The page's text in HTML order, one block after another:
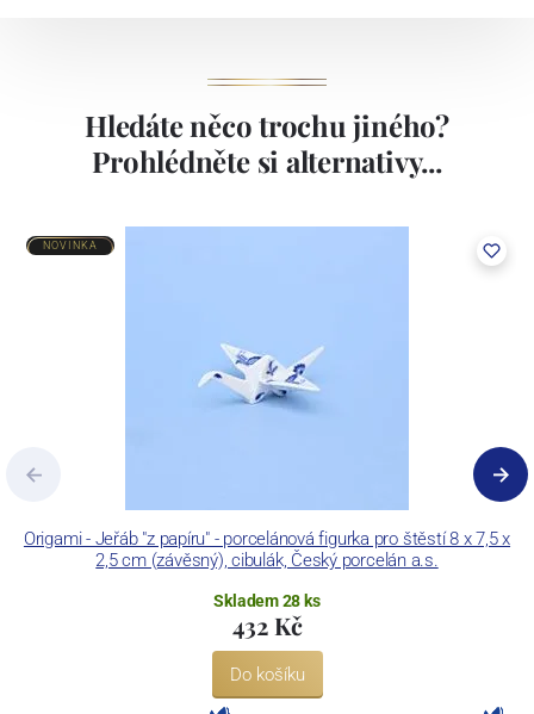
Hledáte něco trochu jiného?
Prohlédněte si alternativy...
Origami - Jeřáb "z papíru" - porcelánová figurka pro štěstí 8 x 7,5 x
2,5 cm (závěsný), cibulák, Český porcelán a.s.
NOVINKA
Skladem 28 ks
432 Kč
Do košíku